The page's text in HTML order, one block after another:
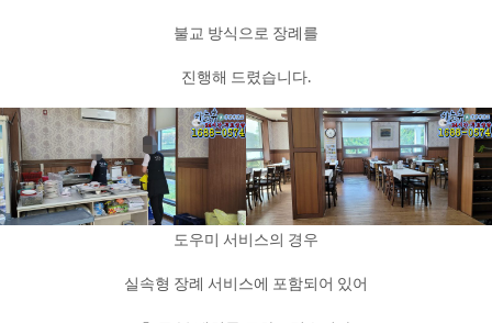
불교 방식으로 장례를
진행해 드렸습니다.
도우미 서비스의 경우
실속형 장례 서비스에 포함되어 있어